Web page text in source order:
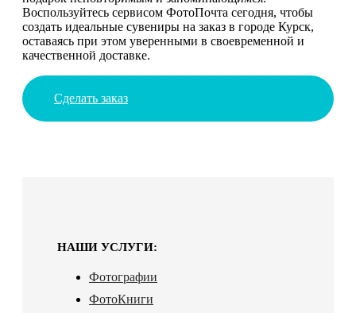
Воспользуйтесь сервисом ФотоПочта сегодня, чтобы
создать идеальные сувениры на заказ в городе Курск,
оставаясь при этом уверенными в своевременной и
качественной доставке.
Сделать заказ
НАШИ УСЛУГИ:
Фотографии
ФотоКниги